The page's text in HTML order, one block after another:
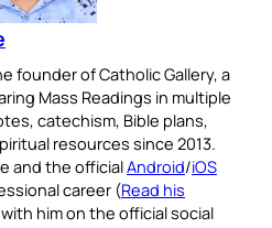
founder of Catholic Gallery, a
Mass Readings in multiple
catechism, Bible plans,
resources since 2013.
and the officialAndroid/iOS
career (Read his
him on the official social